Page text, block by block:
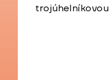
trojúhelníkovou